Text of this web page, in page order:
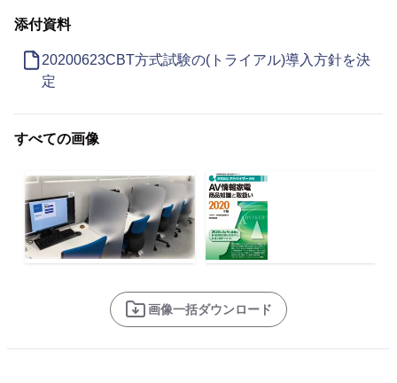
添付資料
20200623CBT方式試験の(トライアル)導入方針を決
定
すべての画像
画像一括ダウンロード